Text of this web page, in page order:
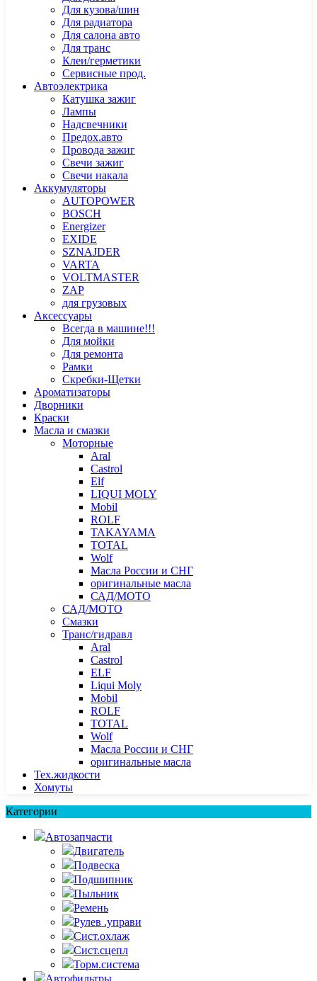
Для кузова/шин
Для радиатора
Для салона авто
Для транс
Клеи/герметики
Сервисные прод.
Автоэлектрика
Катушка зажиг
Лампы
Надсвечники
Предох.авто
Провода зажиг
Свечи зажиг
Свечи накала
Аккумуляторы
AUTOPOWER
BOSCH
Energizer
EXIDE
SZNAJDER
VARTA
VOLTMASTER
ZAP
для грузовых
Аксессуары
Всегда в машине!!!
Для мойки
Для ремонта
Рамки
Скребки-Щетки
Ароматизаторы
Дворники
Краски
Масла и смазки
Моторные
Aral
Castrol
Elf
LIQUI MOLY
Mobil
ROLF
TAKAYAMA
TOTAL
Wolf
Масла России и СНГ
оригинальные масла
САД/МОТО
САД/МОТО
Смазки
Транс/гидравл
Aral
Castrol
ELF
Liqui Moly
Mobil
ROLF
TOTAL
Wolf
Масла России и СНГ
оригинальные масла
Тех.жидкости
Хомуты
Категории
Автозапчасти
Двигатель
Подвеска
Подшипник
Пыльник
Ремень
Рулев .управи
Сист.охлаж
Сист.сцепл
Торм.система
Автофильтры